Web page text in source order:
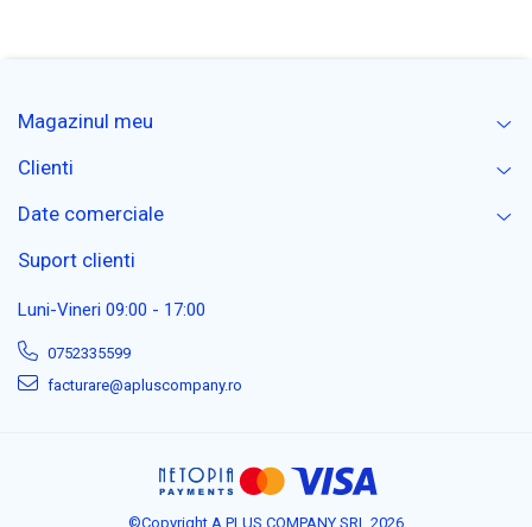
Magazinul meu
Clienti
Date comerciale
Suport clienti
Luni-Vineri 09:00 - 17:00
0752335599
facturare@apluscompany.ro
©Copyright A PLUS COMPANY SRL 2026